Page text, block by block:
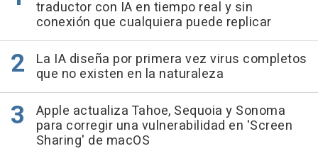
traductor con IA en tiempo real y sin
conexión que cualquiera puede replicar
La IA diseña por primera vez virus completos
que no existen en la naturaleza
Apple actualiza Tahoe, Sequoia y Sonoma
para corregir una vulnerabilidad en 'Screen
Sharing' de macOS